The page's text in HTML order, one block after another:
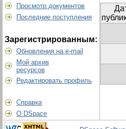
Просмотр документов
Последние поступления
Зарегистрированным:
Обновления на e-mail
Мой архив
ресурсов
Редактировать профиль
Справка
О DSpace